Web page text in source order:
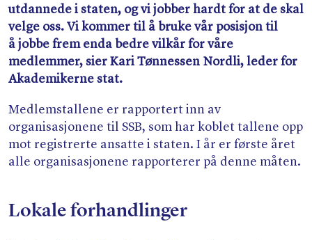
utdannede i staten, og vi jobber hardt for at de skal
velge oss. Vi kommer til å bruke vår posisjon til
å jobbe frem enda bedre vilkår for våre
medlemmer, sier Kari Tønnessen Nordli, leder for
Akademikerne stat.
Medlemstallene er rapportert inn av
organisasjonene til SSB, som har koblet tallene opp
mot registrerte ansatte i staten. I år er første året
alle organisasjonene rapporterer på denne måten.
Lokale forhandlinger